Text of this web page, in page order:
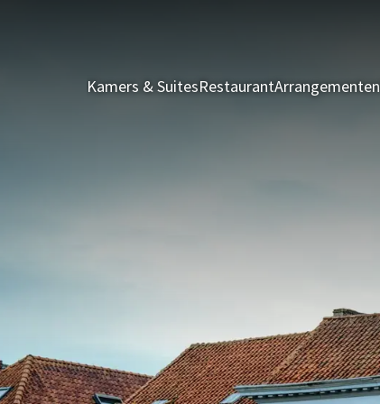
Kamers & SuitesRestaurantArrangementen